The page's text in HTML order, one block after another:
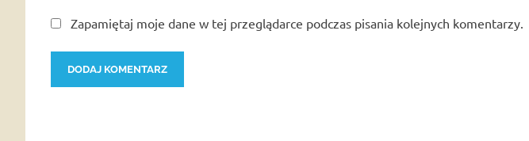
Zapamiętaj moje dane w tej przeglądarce podczas pisania kolejnych komentarzy.